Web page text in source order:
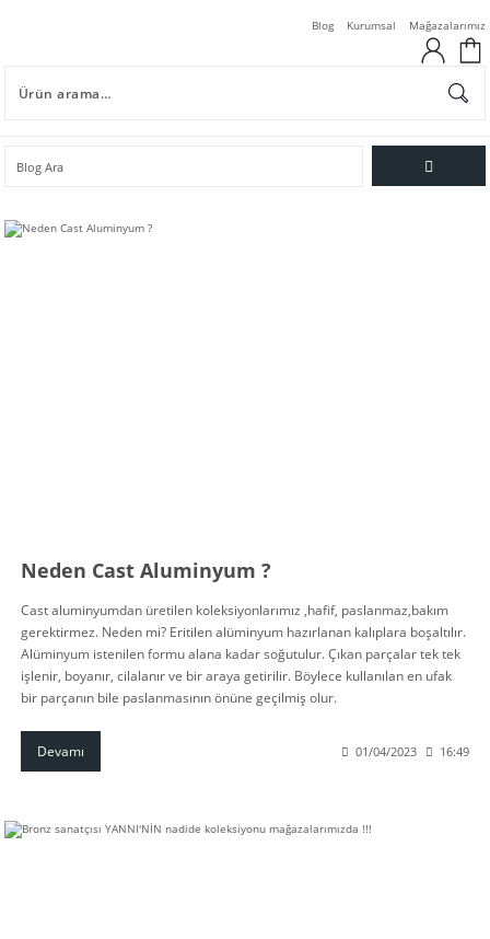
Blog Kurumsal Mağazalarımız
Neden Cast Aluminyum ?
Cast aluminyumdan üretilen koleksiyonlarımız ,hafif, paslanmaz,bakım
gerektirmez. Neden mi? Eritilen alüminyum hazırlanan kalıplara boşaltılır.
Alüminyum istenilen formu alana kadar soğutulur. Çıkan parçalar tek tek
işlenir, boyanır, cilalanır ve bir araya getirilir. Böylece kullanılan en ufak
bir parçanın bile paslanmasının önüne geçilmiş olur.
Devamı 01/04/2023 16:49